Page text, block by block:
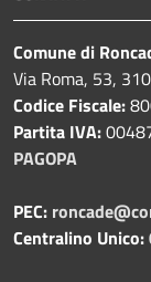
Comune di
Via Roma, 53,
Codice Fiscale:
Partita IVA:
PAGOPA
PEC:
Centralino Unico: